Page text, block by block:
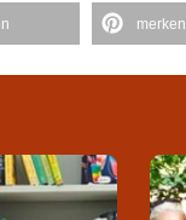
merken